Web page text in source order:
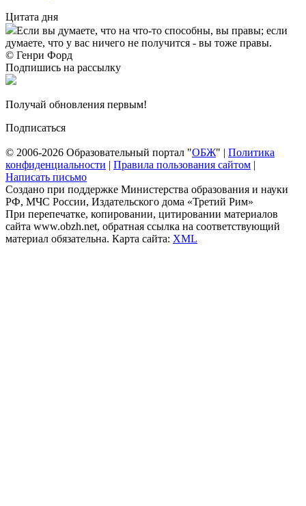
Цитата дня
Если вы думаете, что на что-то способны, вы правы; если
думаете, что у вас ничего не получится - вы тоже правы.
© Генри Форд
Подпишись на рассылку
Получай обновления первым!
Подписаться
© 2006-2026 Образовательный портал "ОБЖ" | Политика
конфиденциальности | Правила пользования сайтом |
Написать письмо
Создано при поддержке Министерства образования и науки
РФ, МЧС России, Издательского дома «Третий Рим»
При перепечатке, копировании, цитировании материалов
сайта www.obzh.net, обратная ссылка на соответствующий
материал обязательна. Карта сайта: XML